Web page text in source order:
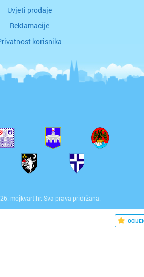
Uvjeti prodaje
Reklamacije
korisnika
mojkvart.hr. Sva prava pridržana.